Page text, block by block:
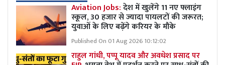
Aviation Jobs:देश में खुलेंगे 11 नए फ्लाइंग
स्कूल, 30 हजार से ज्यादा पायलटों की जरूरत;
युवाओं के लिए बढ़ेंगे करियर के मौके
Published On 01 Aug 2026 10:12:02
राहुल गांधी, पप्पू यादव और अवधेश प्रसाद पर